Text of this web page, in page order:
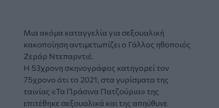
Μια ακόμα καταγγελία για σεξουαλική
κακοποίηση αντιμετωπίζει ο Γάλλος ηθοποιός
Ζεράρ Ντεπαρντιέ.
Η 53χρονη σκηνογράφος κατηγορεί τον
75χρονο ότι το 2021, στα γυρίσματα της
ταινίας «Τα Πράσινα Πατζούρια» της
επιτέθηκε σεξουαλικά και της απηύθυνε